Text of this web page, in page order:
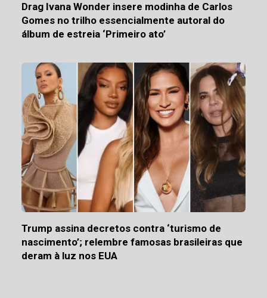
Drag Ivana Wonder insere modinha de Carlos
Gomes no trilho essencialmente autoral do
álbum de estreia ‘Primeiro ato’
Trump assina decretos contra ‘turismo de
nascimento’; relembre famosas brasileiras que
deram à luz nos EUA